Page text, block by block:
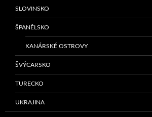
SLOVINSKO
ŠPANĚLSKO
KANÁRSKÉ OSTROVY
ŠVÝCARSKO
TURECKO
UKRAJINA